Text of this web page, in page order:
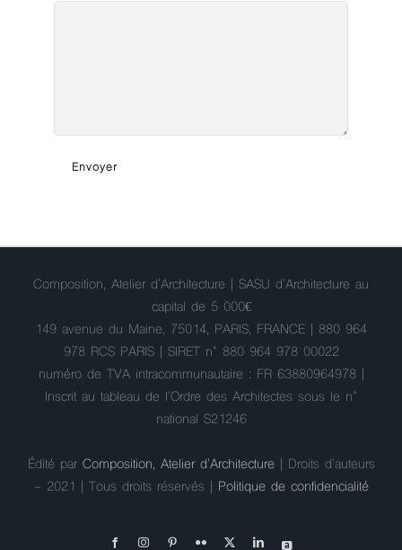
Composition, Atelier d'Architecture | SASU d'Architecture au
capital de 5 000€
149 avenue du Maine, 75014, PARIS, FRANCE | 880 964
978 RCS PARIS | SIRET n° 880 964 978 00022
numéro de TVA intracommunautaire : FR 63880964978 |
Inscrit au tableau de l'Ordre des Architectes sous le n°
national S21246
Édité par Composition, Atelier d'Architecture| Droits d'auteurs
- 2021 | Tous droits réservés | Politique de confidencialité
FacebookInstagramPinterestFlickr LinkedIn